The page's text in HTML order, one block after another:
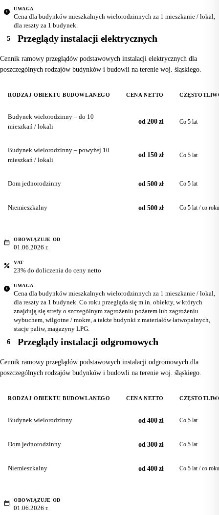
UWAGA
Cena dla budynków mieszkalnych wielorodzinnych za 1 mieszkanie / lokal,
dla reszty za 1 budynek.
5 Przeglądy instalacji elektrycznych
Cennik ramowy przeglądów podstawowych instalacji elektrycznych dla
poszczególnych rodzajów budynków i budowli na terenie woj. śląskiego.
RODZAJ OBIEKTU BUDOWLANEGO CENA NETTO
Budynek wielorodzinny – do 10
mieszkań / lokali
od 200 zł Co 5 lat
Budynek wielorodzinny – powyżej 10
mieszkań / lokali
od 150 zł Co 5 lat
Dom jednorodzinny od 500 zł Co 5 lat
Niemieszkalny od 500 zł Co 5 lat / co roku
OBOWIĄZUJE OD
01.06.2026 r.
VAT
23% do doliczenia do ceny netto
UWAGA
Cena dla budynków mieszkalnych wielorodzinnych za 1 mieszkanie / lokal,
dla reszty za 1 budynek. Co roku przegląda się m.in. obiekty, w których
znajdują się strefy o szczególnym zagrożeniu pożarem lub zagrożeniu
wybuchem, wilgotne / mokre, a także budynki z materiałów łatwopalnych,
stacje paliw, magazyny LPG.
6 Przeglądy instalacji odgromowych
Cennik ramowy przeglądów podstawowych instalacji odgromowych dla
poszczególnych rodzajów budynków i budowli na terenie woj. śląskiego.
RODZAJ OBIEKTU BUDOWLANEGO CENA NETTO
Budynek wielorodzinny od 400 zł Co 5 lat
Dom jednorodzinny od 300 zł Co 5 lat
Niemieszkalny od 400 zł Co 5 lat / co roku
OBOWIĄZUJE OD
01.06.2026 r.